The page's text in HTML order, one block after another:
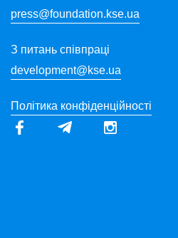
press@foundation.kse.ua
З питань співпраці
development@kse.ua
Політика конфіденційності